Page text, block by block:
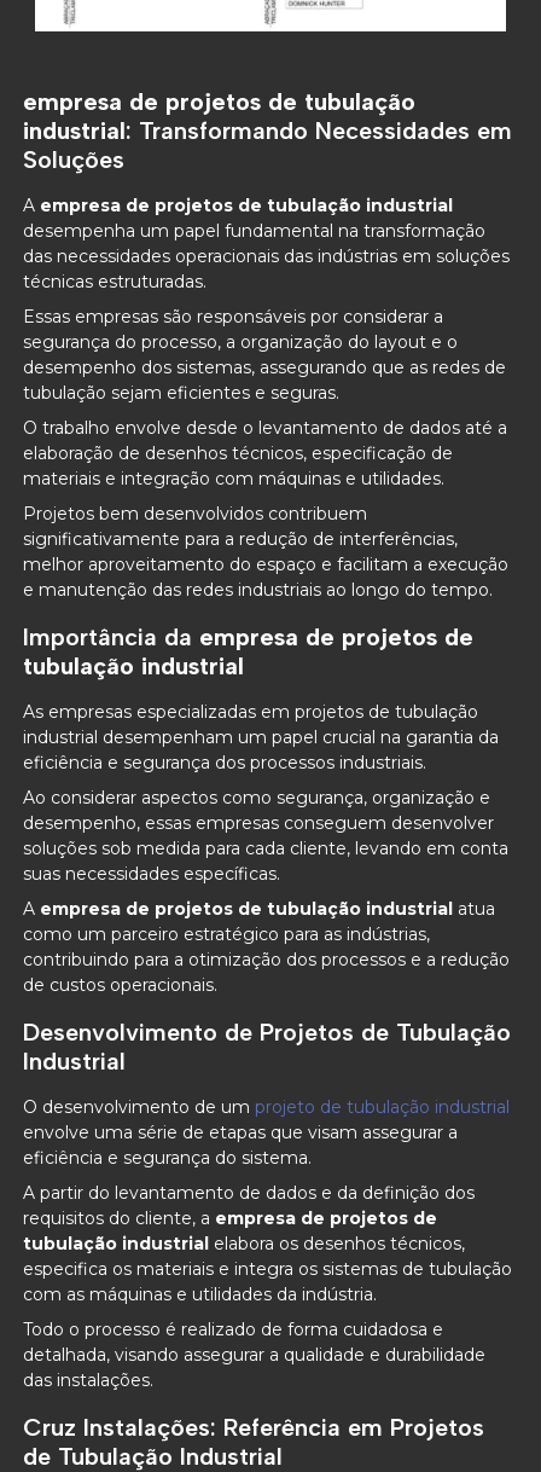
empresa de projetos de tubulação
industrial: Transformando Necessidades em
Soluções
A empresa de projetos de tubulação industrial
desempenha um papel fundamental na transformação
das necessidades operacionais das indústrias em soluções
técnicas estruturadas.
Essas empresas são responsáveis por considerar a
segurança do processo, a organização do layout e o
desempenho dos sistemas, assegurando que as redes de
tubulação sejam eficientes e seguras.
O trabalho envolve desde o levantamento de dados até a
elaboração de desenhos técnicos, especificação de
materiais e integração com máquinas e utilidades.
Projetos bem desenvolvidos contribuem
significativamente para a redução de interferências,
melhor aproveitamento do espaço e facilitam a execução
e manutenção das redes industriais ao longo do tempo.
Importância da empresa de projetos de
tubulação industrial
As empresas especializadas em projetos de tubulação
industrial desempenham um papel crucial na garantia da
eficiência e segurança dos processos industriais.
Ao considerar aspectos como segurança, organização e
desempenho, essas empresas conseguem desenvolver
soluções sob medida para cada cliente, levando em conta
suas necessidades específicas.
A empresa de projetos de tubulação industrial atua
como um parceiro estratégico para as indústrias,
contribuindo para a otimização dos processos e a redução
de custos operacionais.
Desenvolvimento de Projetos de Tubulação
Industrial
O desenvolvimento de um projeto de tubulação industrial
envolve uma série de etapas que visam assegurar a
eficiência e segurança do sistema.
A partir do levantamento de dados e da definição dos
requisitos do cliente, a empresa de projetos de
tubulação industrial elabora os desenhos técnicos,
especifica os materiais e integra os sistemas de tubulação
com as máquinas e utilidades da indústria.
Todo o processo é realizado de forma cuidadosa e
detalhada, visando assegurar a qualidade e durabilidade
das instalações.
Cruz Instalações: Referência em Projetos
de Tubulação Industrial